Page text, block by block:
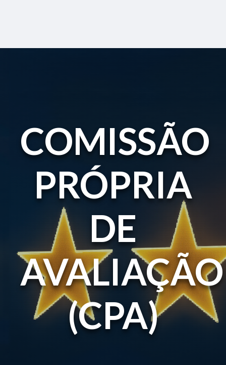
COMISSÃO
PRÓPRIA
DE
AVALIAÇÃO
(CPA)